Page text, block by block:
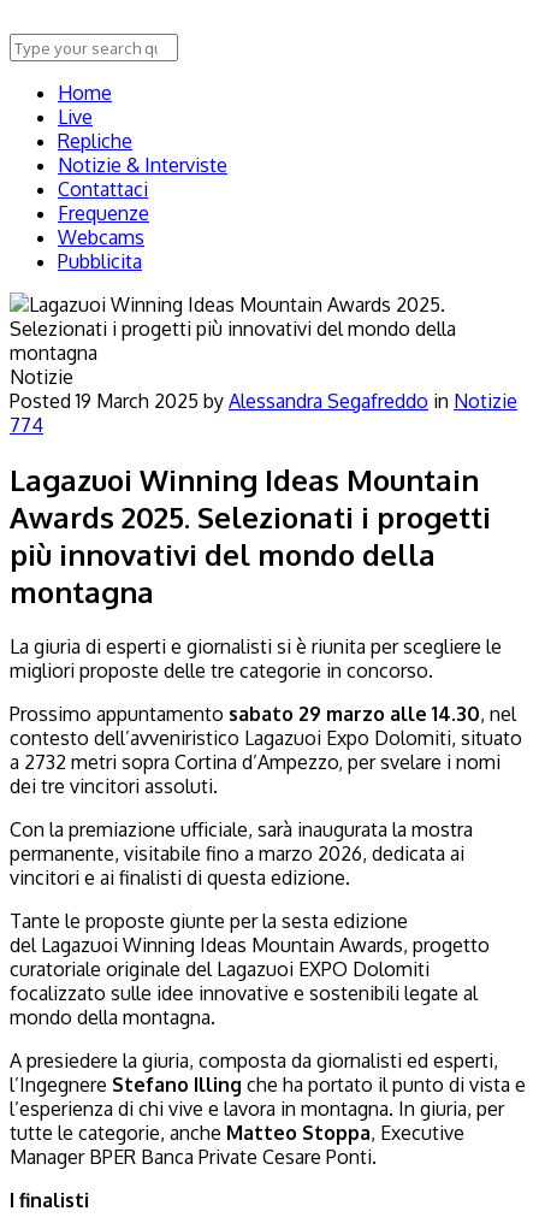
Home
Live
Repliche
Notizie & Interviste
Contattaci
Frequenze
Webcams
Pubblicita
Notizie
Posted19 March 2025 by Alessandra Segafreddo in Notizie
774
Lagazuoi Winning Ideas Mountain
Awards 2025. Selezionati i progetti
più innovativi del mondo della
montagna
La giuria di esperti e giornalisti si è riunita per scegliere le
migliori proposte delle tre categorie in concorso.
Prossimo appuntamento sabato 29 marzo alle 14.30, nel
contesto dell’avveniristico Lagazuoi Expo Dolomiti, situato
a 2732 metri sopra Cortina d’Ampezzo, per svelare i nomi
dei tre vincitori assoluti.
Con la premiazione ufficiale, sarà inaugurata la mostra
permanente, visitabile fino a marzo 2026, dedicata ai
vincitori e ai finalisti di questa edizione.
Tante le proposte giunte per la sesta edizione
del Lagazuoi Winning Ideas Mountain Awards, progetto
curatoriale originale del Lagazuoi EXPO Dolomiti
focalizzato sulle idee innovative e sostenibili legate al
mondo della montagna.
A presiedere la giuria, composta da giornalisti ed esperti,
l’Ingegnere Stefano Illing che ha portato il punto di vista e
l’esperienza di chi vive e lavora in montagna. In giuria, per
tutte le categorie, anche Matteo Stoppa, Executive
Manager BPER Banca Private Cesare Ponti.
I finalisti